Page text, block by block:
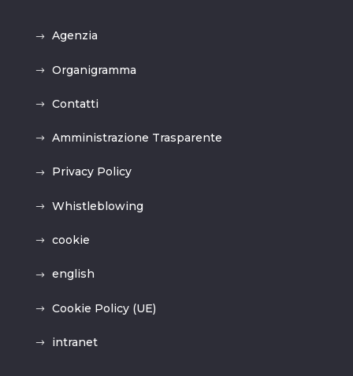
Agenzia
Organigramma
Contatti
Amministrazione Trasparente
Privacy Policy
Whistleblowing
cookie
english
Cookie Policy (UE)
intranet